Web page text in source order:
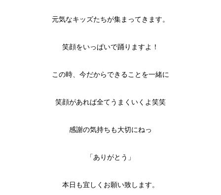
元気なキッズたちが集まってきます。
笑顔をいっぱいで踊りますよ！
この時、今だからできることを一緒に
笑顔があれば全てうまくいくよ笑笑
感謝の気持ちも大切にねっ
「ありがとう」
本日も宜しくお願い致します。